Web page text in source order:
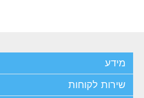
מידע
שירות לקוחות